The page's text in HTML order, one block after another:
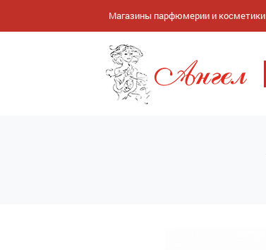
Магазины парфюмерии и косметики